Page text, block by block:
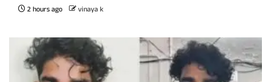
2 hours ago vinaya k